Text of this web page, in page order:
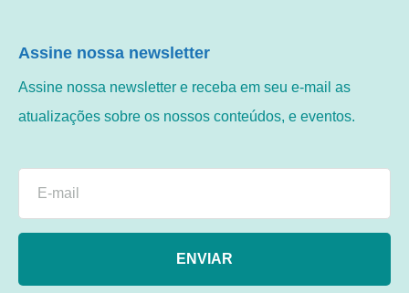
Assine nossa newsletter
Assine nossa newsletter e receba em seu e-mail as
atualizações sobre os nossos conteúdos, e eventos.
ENVIAR